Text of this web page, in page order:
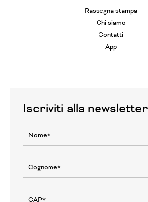
Rassegna stampa
Chi siamo
Contatti
App
Iscriviti alla newsletter